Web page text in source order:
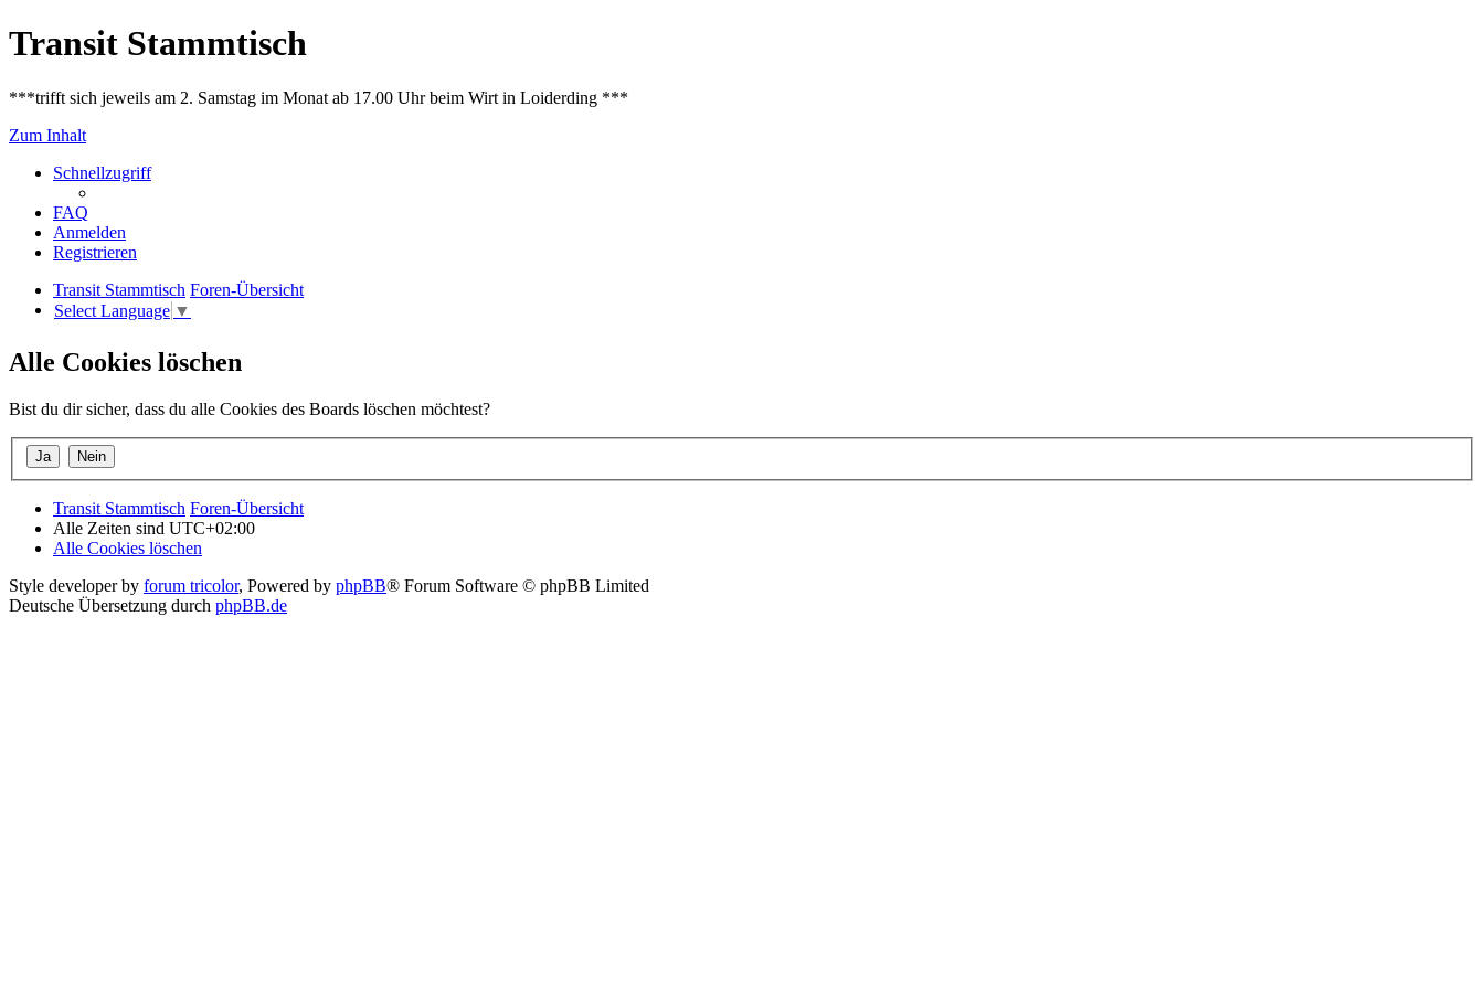
Transit Stammtisch
***trifft sich jeweils am 2. Samstag im Monat ab 17.00 Uhr beim Wirt in Loiderding ***
Zum Inhalt
Schnellzugriff
FAQ
Anmelden
Registrieren
Transit Stammtisch Foren-Übersicht
Select Language ▼
Alle Cookies löschen
Bist du dir sicher, dass du alle Cookies des Boards löschen möchtest?
Transit Stammtisch Foren-Übersicht
Alle Zeiten sind UTC+02:00
Alle Cookies löschen
Style developer by forum tricolor, Powered by phpBB® Forum Software © phpBB Limited
Deutsche Übersetzung durch phpBB.de